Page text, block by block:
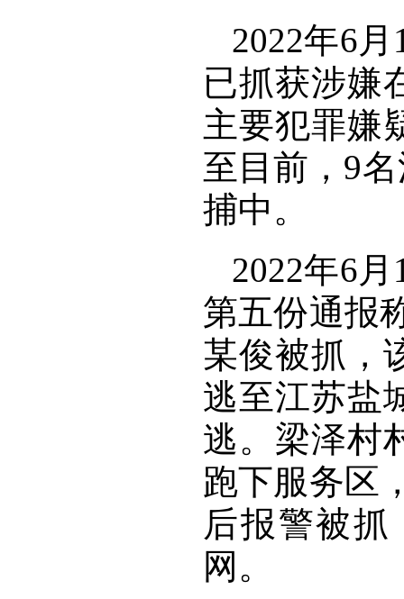
2022年6
已抓获涉嫌
主要犯罪嫌
至目前，9
捕中。
2022年6
第五份通报
某俊被抓，
逃至江苏盐
逃。梁泽村
跑下服务区
后报警被
网。